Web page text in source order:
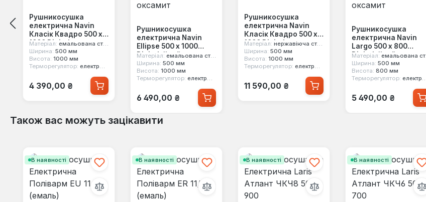
Рушникосушка
електрична Navin
Класік Квадро 500 х
1000 Digital
Матеріал: емальована сталь
Ширина: 500 мм
Висота: 1000 мм
Терморегулятор: електронний
Звичайна ціна:
4 390,00 ₴
Рушникосушка
електрична Navin
Ellipse 500 х 1000
Digital білий оксамит
Матеріал: емальована сталь
Ширина: 500 мм
Висота: 1000 мм
Терморегулятор: електронний
Звичайна ціна:
6 490,00 ₴
Рушникосушка
електрична Navin
Класік Квадро 500 х
1000 Digital нерж
Матеріал: нержавіюча сталь
Ширина: 500 мм
Висота: 1000 мм
Терморегулятор: електронний
Звичайна ціна:
11 590,00 ₴
Рушникосушка
електрична Navin
Largo 500 х 800
Digital білий оксамит
Матеріал: емальована сталь
Ширина: 500 мм
Висота: 800 мм
Терморегулятор: електронний
Звичайна ціна:
5 490,00 ₴
Також вас можуть зацікавити
В наявності В наявності В наявності В наявності